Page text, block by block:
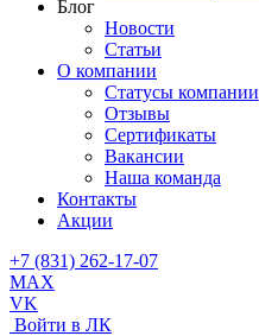
Блог
Новости
Статьи
О компании
Cтатусы компании
Отзывы
Сертификаты
Вакансии
Наша команда
Контакты
Акции
+7 (831) 262-17-07
MAX
VK
Войти в ЛК